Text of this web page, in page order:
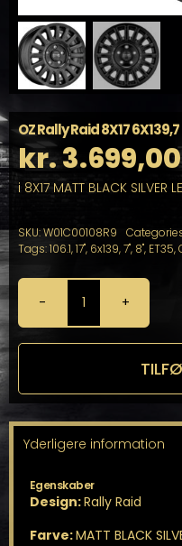
OZ Rally Raid 8X17 6X139,7
kr.3.699,00
i 8X17 MATT BLACK SILVER
SKU:W01C00108R9
Tags:106.1,17", 6x139,7", 8", ET35,
OZ
Rally
Raid
antal
Yderligere information
Egenskaber
Design:Rally Raid
Farve:MATT BLACK